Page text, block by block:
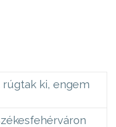
rúgtak ki, engem